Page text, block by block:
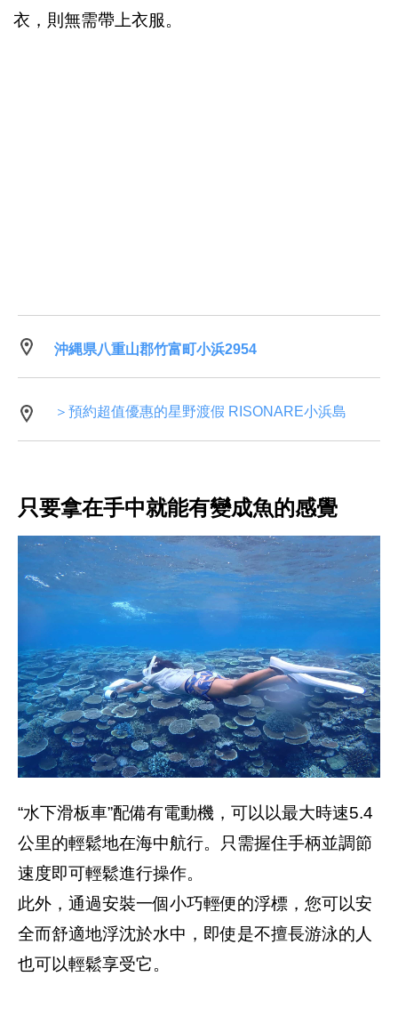
衣，則無需帶上衣服。
沖縄県八重山郡竹富町小浜2954
＞預約超值優惠的星野渡假 RISONARE小浜島
只要拿在手中就能有變成魚的感覺
“水下滑板車”配備有電動機，可以以最大時速5.4
公里的輕鬆地在海中航行。只需握住手柄並調節
速度即可輕鬆進行操作。
此外，通過安裝一個小巧輕便的浮標，您可以安
全而舒適地浮沈於水中，即使是不擅長游泳的人
也可以輕鬆享受它。